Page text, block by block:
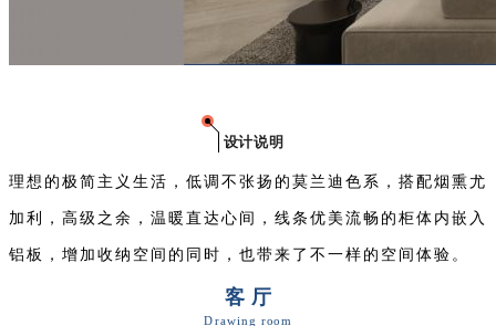
设计说明
理想的极简主义生活，低调不张扬的莫兰迪色系，搭配烟熏尤
加利，高级之余，温暖直达心间，线条优美流畅的柜体内嵌入
铝板，增加收纳空间的同时，也带来了不一样的空间体验。
客 厅
Drawing room